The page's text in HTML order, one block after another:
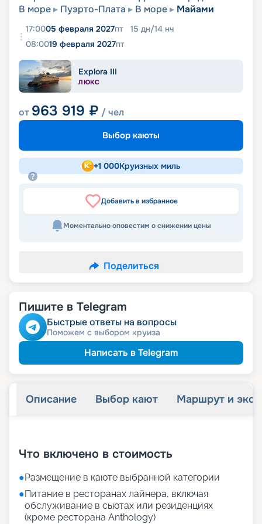
В море
Пуэрто-Плата В море Майами
17:0005 февраля 2027пт 15 дн/14 нч
08:0019 февраля 2027пт
Explora III
ЛЮКС
от 963 919 ₽ / чел
Выбор каюты
+1 000Круизных миль
Добавить в избранное
Моментально оповестим о снижении цены
Поделиться
Пишите в Telegram
Быстрые ответы на вопросы
Поможем с выбором круиза
Написать в Telegram
Описание Выбор кают Маршрут и
Что включено в стоимость
●Размещение в каюте выбранной категории
●Питание в ресторанах лайнера, включая
обслуживание в сьютах или резиденциях
(кроме ресторана Anthology)